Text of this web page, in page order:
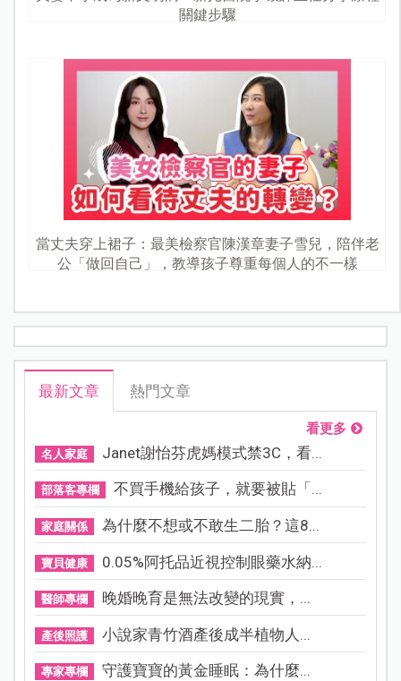
關鍵步驟
當丈夫穿上裙子：最美檢察官陳漢章妻子雪兒，陪伴老
公「做回自己」，教導孩子尊重每個人的不一樣
最新文章 熱門文章
看更多
名人家庭 Janet謝怡芬虎媽模式禁3C，看...
部落客專欄 不買手機給孩子，就要被貼「...
家庭關係 為什麼不想或不敢生二胎？這8...
寶貝健康 0.05%阿托品近視控制眼藥水納...
醫師專欄 晚婚晚育是無法改變的現實，...
產後照護 小說家青竹酒產後成半植物人...
專家專欄 守護寶寶的黃金睡眠：為什麼...